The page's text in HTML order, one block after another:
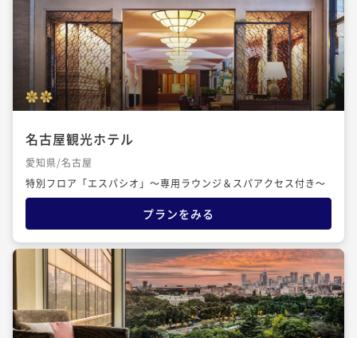
名古屋観光ホテル
愛知県/名古屋
特別フロア「エスパシオ」～専用ラウンジ＆スパアクセス付き～
プランをみる